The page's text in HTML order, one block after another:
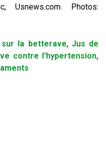
Usnews.com. Photos:
la betterave, Jus de
contre l’hypertension,